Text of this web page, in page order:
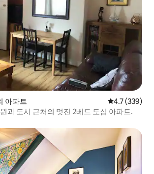
아파트 평점 4.7점(5
4.7 (339)
과 도시 근처의 멋진 2베드 도심 아파트.